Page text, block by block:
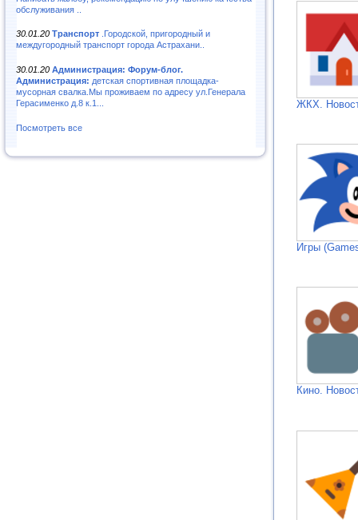
обслуживания ..
30.01.20 Транспорт .Городской, пригородный и
междугородный транспорт города Астрахани..
30.01.20 Администрация: Форум-блог.
Администрация: детская спортивная площадка-
мусорная свалка.Мы проживаем по адресу ул.Генерала
Герасименко д.8 к.1...
Посмотреть все
ЖКХ.
Игры
Кино.